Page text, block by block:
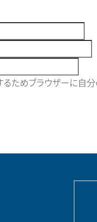
ためブラウザーに自分